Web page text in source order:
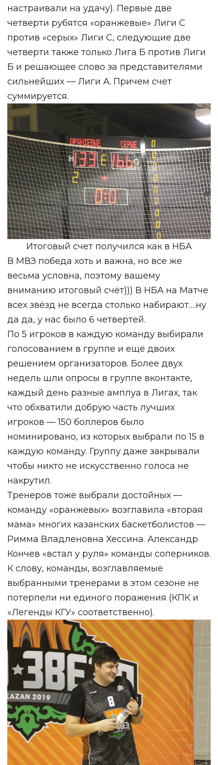
настраивали на удачу). Первые две
четверти рубятся «оранжевые» Лиги С
против «серых» Лиги С, следующие две
четверти также только Лига Б против Лиги
Б и решающее слово за представителями
сильнейших — Лиги А. Причем счет
суммируется.
Итоговый счет получился как в НБА
В МВЗ победа хоть и важна, но все же
весьма условна, поэтому вашему
вниманию итоговый счёт))) В НБА на Матче
всех звёзд не всегда столько набирают….ну
да да, у нас было 6 четвертей.
По 5 игроков в каждую команду выбирали
голосованием в группе и ещё двоих
решением организаторов. Более двух
недель шли опросы в группе вконтакте,
каждый день разные амплуа в Лигах, так
что обхватили добрую часть лучших
игроков — 150 боллеров было
номинировано, из которых выбрали по 15 в
каждую команду. Группу даже закрывали
чтобы никто не искусственно голоса не
накрутил.
Тренеров тоже выбрали достойных —
команду «оранжевых» возглавила «вторая
мама» многих казанских баскетболистов —
Римма Владленовна Хессина. Александр
Кончев «встал у руля» команды соперников.
К слову, команды, возглавляемые
выбранными тренерами в этом сезоне не
потерпели ни единого поражения (КПК и
«Легенды КГУ» соответственно).